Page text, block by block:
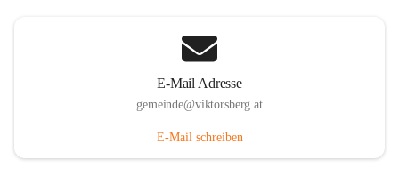
E-Mail Adresse
gemeinde@viktorsberg.at
E-Mail schreiben